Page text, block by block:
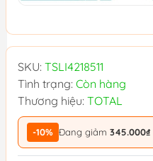
SKU: TSLI4218511
Tình trạng: Còn hàng
Thương hiệu: TOTAL
-10% Đang giảm 345.000₫